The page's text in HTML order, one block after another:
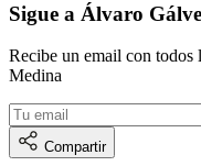
Sigue a Álvaro
Recibe un email con
Medina
Compartir